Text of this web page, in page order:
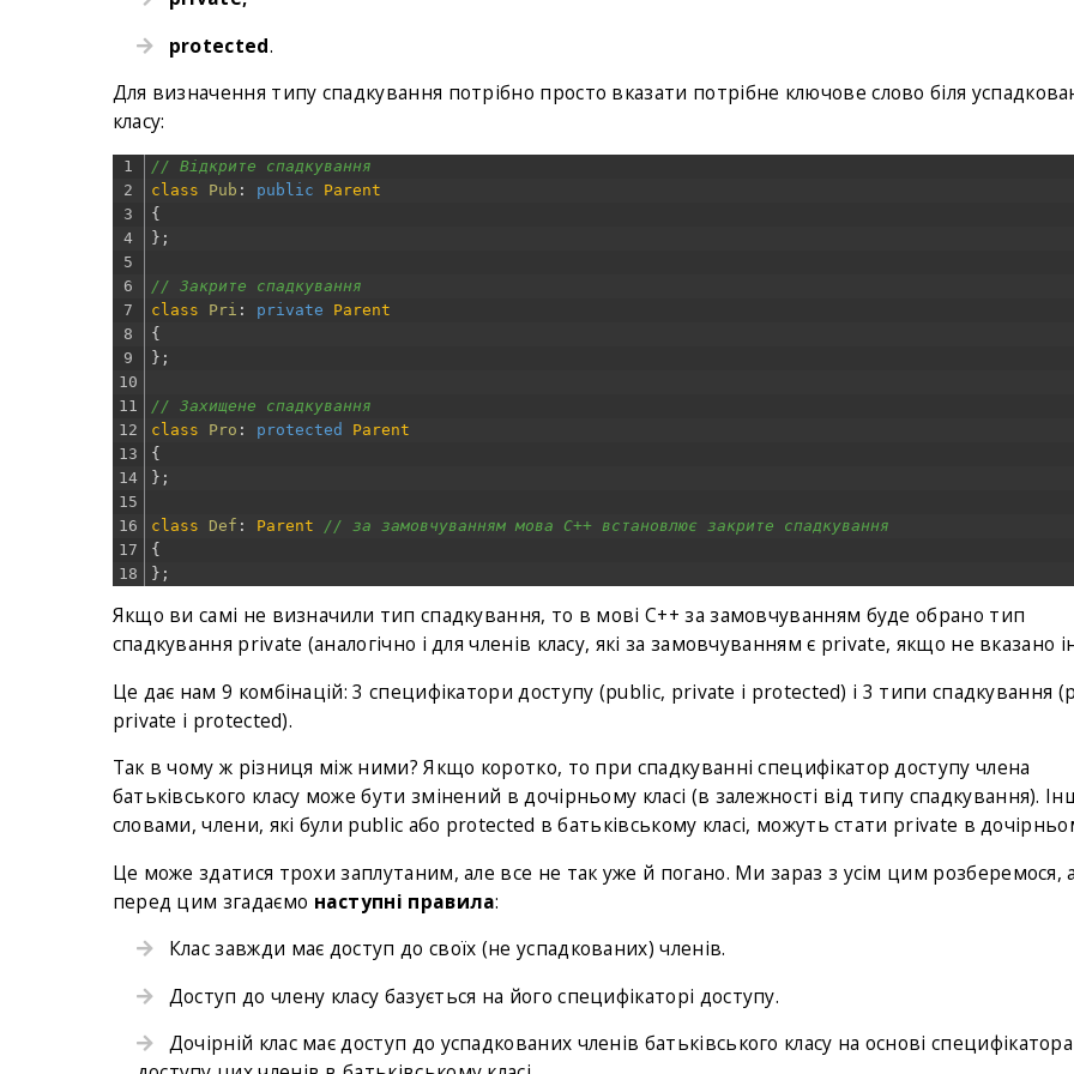
protected.
Для визначення типу спадкування потрібно просто вказати потрібне ключове слово біля
класу:
1
2
3
4
5
6
7
8
9
10
11
12
13
14
15
16
17
18
// Відкрите спадкування
class
Pub : public
Parent
{
} ;
// Закрите спадкування
class
Pri : private
Parent
{
} ;
// Захищене спадкування
class
Pro : protected
Parent
{
} ;
class Def : Parent
// за замовчуванням мова C++ встановлює закрите спадкування
{
} ;
Якщо ви самі не визначили тип спадкування, то в мові C++ за замовчуванням буде обрано тип
спадкування private (аналогічно і для членів класу, які за замовчуванням є private, якщо не вказано
Це дає нам 9 комбінацій: 3 специфікатори доступу (public, private і protected) і 3 типи спадкування
private і protected).
Так в чому ж різниця між ними? Якщо коротко, то при спадкуванні специфікатор доступу члена
батьківського класу може бути змінений в дочірньому класі (в залежності від типу спадкування).
словами, члени, які були public або protected в батьківському класі, можуть стати private в
Це може здатися трохи заплутаним, але все не так уже й погано. Ми зараз з усім цим розберемося,
перед цим згадаємо наступні правила:
Клас завжди має доступ до своїх (не успадкованих) членів.
Доступ до члену класу базується на його специфікаторі доступу.
Дочірній клас має доступ до успадкованих членів батьківського класу на основі специфікатора